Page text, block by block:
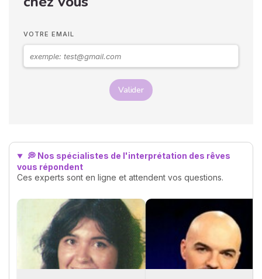
ensemble les messages
possibles derrière ces
rêves.
VOTRE EMAIL
Valider
💭 Nos spécialistes de l'interprétation des rêves
vous répondent
Ces experts sont en ligne et attendent vos questions.